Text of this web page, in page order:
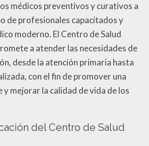
médicos preventivos y curativos a
de profesionales capacitados y
moderno. El Centro de Salud
a atender las necesidades de
desde la atención primaria hasta
con el fin de promover una
y mejorar la calidad de vida de los
del Centro de Salud